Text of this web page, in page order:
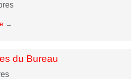
du Bureau